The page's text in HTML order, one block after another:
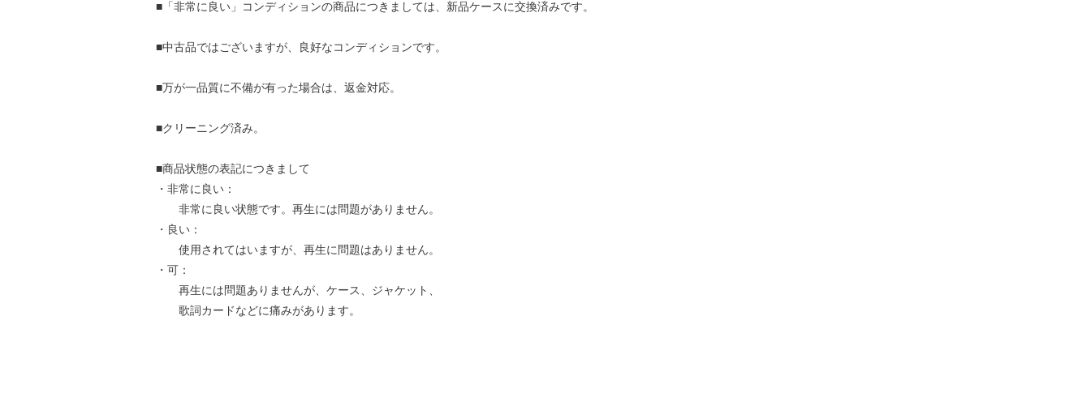
■「非常に良い」コンディションの商品につきましては、新品ケースに交換済みです。
■中古品ではございますが、良好なコンディションです。
■万が一品質に不備が有った場合は、返金対応。
■クリーニング済み。
■商品状態の表記につきまして
・非常に良い：
非常に良い状態です。再生には問題がありません。
・良い：
使用されてはいますが、再生に問題はありません。
・可：
再生には問題ありませんが、ケース、ジャケット、
歌詞カードなどに痛みがあります。